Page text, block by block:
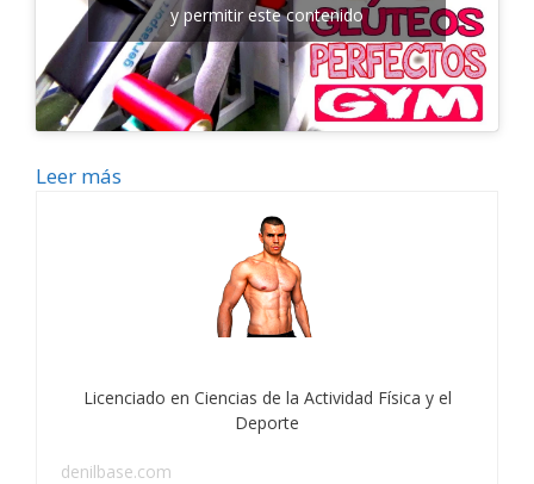
y permitir este contenido
Leer más
Licenciado en Ciencias de la Actividad Física y el
Deporte
denilbase.com